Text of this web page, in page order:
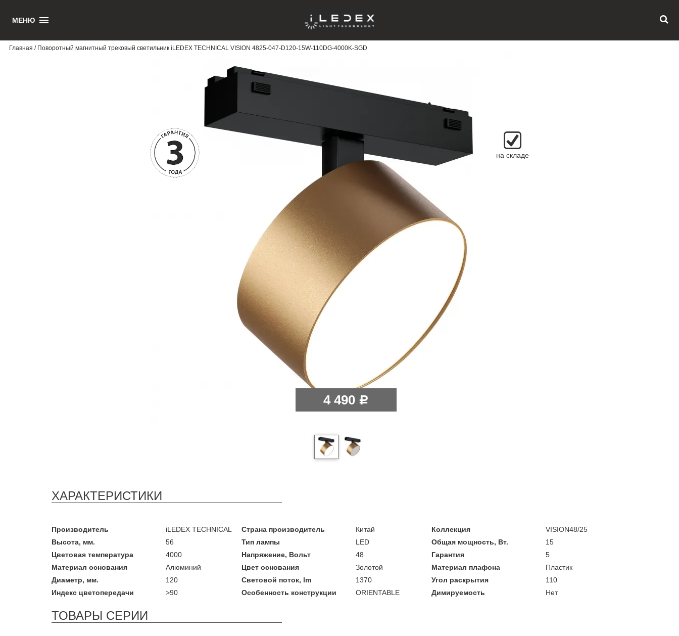
МЕНЮ
Главная / Поворотный магнитный трековый светильник iLEDEX TECHNICAL VISION 4825-047-D120-15W-110DG-4000K-SGD
на складе
4 490 Р
ХАРАКТЕРИСТИКИ
Производитель iLEDEX TECHNICAL Страна производитель Китай Коллекция
VISION48/25
Высота, мм.
56 Тип лампы LED Общая мощность, Вт.
15
Цветовая температура
4000 Напряжение, Вольт 48 Гарантия
5
Материал основания
Алюминий Цвет основания Золотой Материал плафона
Пластик
Диаметр, мм.
120 Световой поток, lm 1370 Угол раскрытия
110
Индекс цветопередачи
>90 Особенность конструкции ORIENTABLE Димируемость Нет
ТОВАРЫ СЕРИИ